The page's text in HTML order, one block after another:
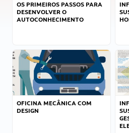
OS PRIMEIROS PASSOS PARA
DESENVOLVER O
AUTOCONHECIMENTO
OFICINA MECÂNICA COM
DESIGN